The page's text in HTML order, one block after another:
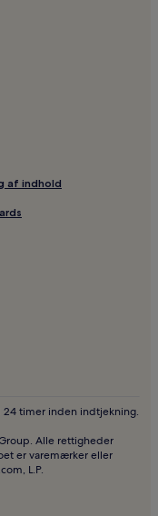
af indhold
timer inden indtjekning.
Alle rettigheder
er varemærker eller
L.P.